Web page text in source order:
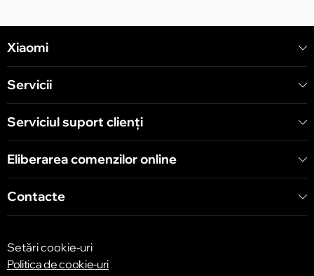
Chișinău
str. Arborilor 21, CC «Shopping MallDova»
Xiaomi
Servicii
Serviciul suport clienţi
Eliberarea comenzilor online
Contacte
Setări cookie-uri
Politica de cookie-uri